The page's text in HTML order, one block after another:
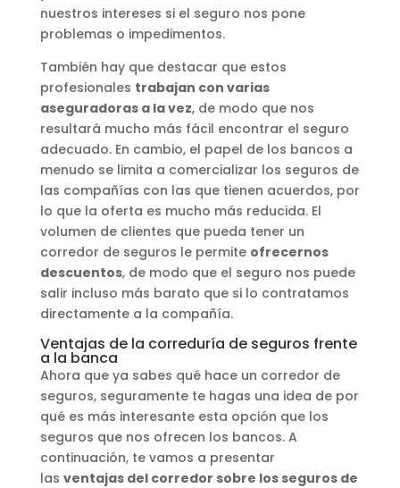
nuestros intereses si el seguro nos pone
problemas o impedimentos.
También hay que destacar que estos
profesionales trabajan con varias
aseguradoras a la vez, de modo que nos
resultará mucho más fácil encontrar el seguro
adecuado. En cambio, el papel de los bancos a
menudo se limita a comercializar los seguros de
las compañías con las que tienen acuerdos, por
lo que la oferta es mucho más reducida. El
volumen de clientes que pueda tener un
corredor de seguros le permite ofrecernos
descuentos, de modo que el seguro nos puede
salir incluso más barato que si lo contratamos
directamente a la compañía.
Ventajas de la correduría de seguros frente
a la banca
Ahora que ya sabes qué hace un corredor de
seguros, seguramente te hagas una idea de por
qué es más interesante esta opción que los
seguros que nos ofrecen los bancos. A
continuación, te vamos a presentar
las ventajas del corredor sobre los seguros de